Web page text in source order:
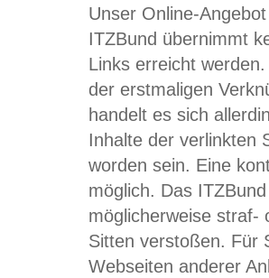
Unser Online-
ITZBund übernimmt
Links erreicht
der erstmaligen
handelt es sich
Inhalte der verlinkten
worden sein. Eine
möglich. Das
möglicherweise straf-
Sitten verstoßen. Für
Webseiten anderer